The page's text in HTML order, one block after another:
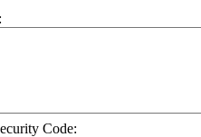
:
Code: